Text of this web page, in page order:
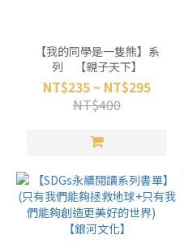
【我的同學是一隻熊】系
列 【親子天下】
NT$235 ~ NT$295
NT$400